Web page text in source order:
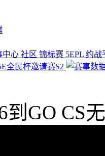
中心 社区 锦标赛 5EPL 约战
全民杯邀请赛S2
到GO CS